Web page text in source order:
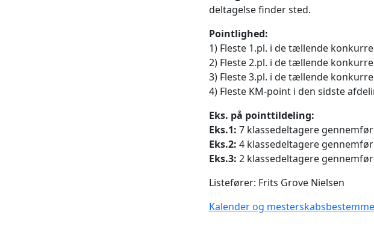
deltagelse finder sted.
Pointlighed:
1) Fleste 1.pl. i de tællende
2) Fleste 2.pl. i de tællende
3) Fleste 3.pl. i de tællende
4) Fleste KM-point i den sidste
Eks. på pointtildeling:
Eks.1: 7 klassedeltagere
Eks.2: 4 klassedeltagere
Eks.3: 2 klassedeltagere
Listefører: Frits Grove Nielsen
Kalender og